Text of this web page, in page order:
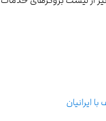
ایرانیان